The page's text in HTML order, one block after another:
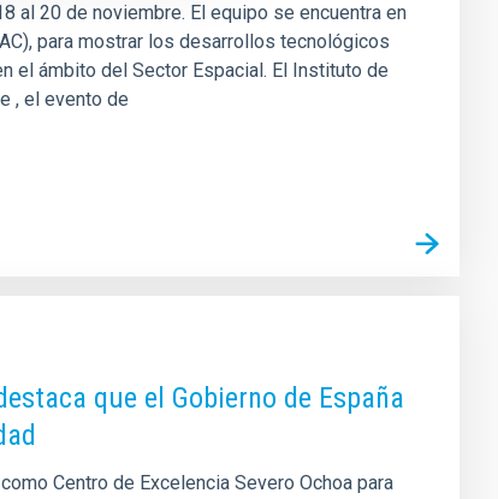
al 20 de noviembre. El equipo se encuentra en
para mostrar los desarrollos tecnológicos
el ámbito del Sector Espacial. El Instituto de
, el evento de
que el Gobierno de España
Centro de Excelencia Severo Ochoa para